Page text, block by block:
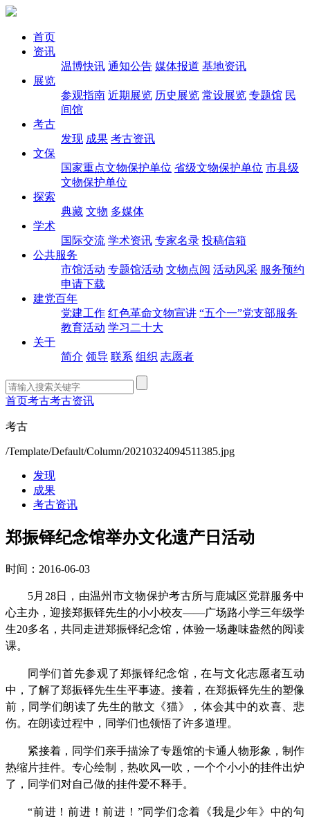
首页
资讯
温博快讯 通知公告 媒体报道 基地资讯
展览
参观指南 近期展览 历史展览 常设展览 专题馆 民
间馆
考古
发现 成果 考古资讯
文保
国家重点文物保护单位 省级文物保护单位 市县级
文物保护单位
探索
典藏 文物 多媒体
学术
国际交流 学术资讯 专家名录 投稿信箱
公共服务
市馆活动 专题馆活动 文物点阅 活动风采 服务预约
申请下载
建党百年
党建工作 红色革命文物宣讲 “五个一”党支部服务
教育活动 学习二十大
关于
简介 领导 联系 组织 志愿者
首页考古考古资讯
考古
/Template/Default/Column/20210324094511385.jpg
发现
成果
考古资讯
郑振铎纪念馆举办文化遗产日活动
时间：2016-06-03
5月28日，由温州市文物保护考古所与鹿城区党群服务中
心主办，迎接郑振铎先生的小小校友——广场路小学三年级学
生20多名，共同走进郑振铎纪念馆，体验一场趣味盎然的阅读
课。
同学们首先参观了郑振铎纪念馆，在与文化志愿者互动
中，了解了郑振铎先生生平事迹。接着，在郑振铎先生的塑像
前，同学们朗读了先生的散文《猫》，体会其中的欢喜、悲
伤。在朗读过程中，同学们也领悟了许多道理。
紧接着，同学们亲手描涂了专题馆的卡通人物形象，制作
热缩片挂件。专心绘制，热吹风一吹，一个个小小的挂件出炉
了，同学们对自己做的挂件爱不释手。
“前进！前进！前进！”同学们念着《我是少年》中的句